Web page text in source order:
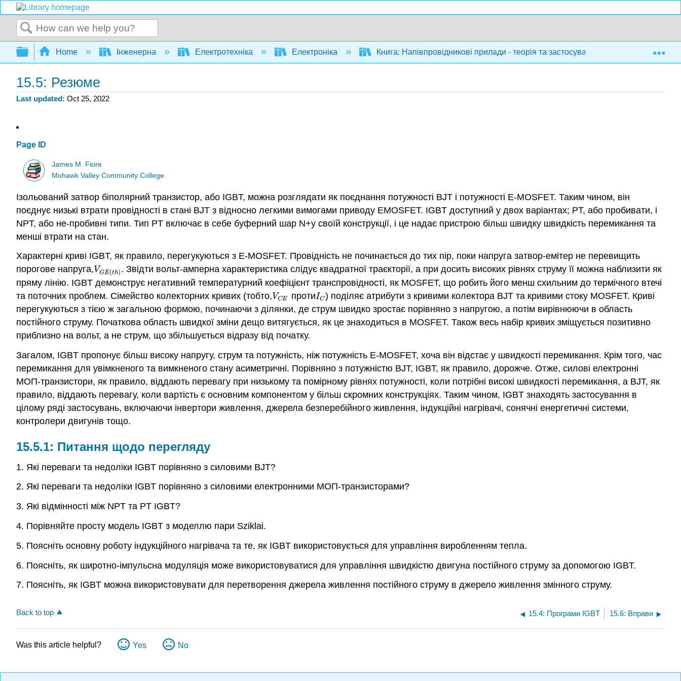
Search
Expand/collapse global hierarchy
Home Інженерна Електротехніка Електроніка Книга: Напівпровідникові прилади - теорія та застосування (Fiore) 15:
15.5: Резюме
Last updated Oct 25, 2022
Page ID
James M. Fiore
Mohawk Valley Community College
Ізольований затвор біполярний транзистор, або IGBT, можна розглядати як поєднання потужності BJT і потужності E-MOSFET. Таким чином, він
поєднує низькі втрати провідності в стані BJT з відносно легкими вимогами приводу EMOSFET. IGBT доступний у двох варіантах; PT, або пробивати, і
NPT, або не-пробивні типи. Тип PT включає в себе буферний шар N+у своїй конструкції, і це надає пристрою більш швидку швидкість перемикання та
менші втрати на стан.
Характерні криві IGBT, як правило, перегукуються з E-MOSFET. Провідність не починається до тих пір, поки напруга затвор-емітер не перевищить
порогове напруга,VGE(th)
VGE(th )
. Звідти вольт-амперна характеристика слідує квадратної траєкторії, а при досить високих рівнях струму її можна наблизити як
пряму лінію. IGBT демонструє негативний температурний коефіцієнт транспровідності, як MOSFET, що робить його менш схильним до термічного втечі
та поточних проблем. Сімейство колекторних кривих (тобто,VCE
VCE протиIC
IC) поділяє атрибути з кривими колектора BJT та кривими стоку MOSFET. Криві
перегукуються з тією ж загальною формою, починаючи з ділянки, де струм швидко зростає порівняно з напругою, а потім вирівнюючи в область
постійного струму. Початкова область швидкої зміни дещо витягується, як це знаходиться в MOSFET. Також весь набір кривих зміщується позитивно
приблизно на вольт, а не струм, що збільшується відразу від початку.
Загалом, IGBT пропонує більш високу напругу, струм та потужність, ніж потужність E-MOSFET, хоча він відстає у швидкості перемикання. Крім того, час
перемикання для увімкненого та вимкненого стану асиметричні. Порівняно з потужністю BJT, IGBT, як правило, дорожче. Отже, силові електронні
МОП-транзистори, як правило, віддають перевагу при низькому та помірному рівнях потужності, коли потрібні високі швидкості перемикання, а BJT, як
правило, віддають перевагу, коли вартість є основним компонентом у більш скромних конструкціях. Таким чином, IGBT знаходять застосування в
цілому ряді застосувань, включаючи інвертори живлення, джерела безперебійного живлення, індукційні нагрівачі, сонячні енергетичні системи,
контролери двигунів тощо.
15.5.1: Питання щодо перегляду
1. Які переваги та недоліки IGBT порівняно з силовими BJT?
2. Які переваги та недоліки IGBT порівняно з силовими електронними МОП-транзисторами?
3. Які відмінності між NPT та PT IGBT?
4. Порівняйте просту модель IGBT з моделлю пари Sziklai.
5. Поясніть основну роботу індукційного нагрівача та те, як IGBT використовується для управління виробленням тепла.
6. Поясніть, як широтно-імпульсна модуляція може використовуватися для управління швидкістю двигуна постійного струму за допомогою IGBT.
7. Поясніть, як IGBT можна використовувати для перетворення джерела живлення постійного струму в джерело живлення змінного струму.
Back to top 15.4: Програми IGBT 15.6: Вправи
Was this article helpful? Yes No